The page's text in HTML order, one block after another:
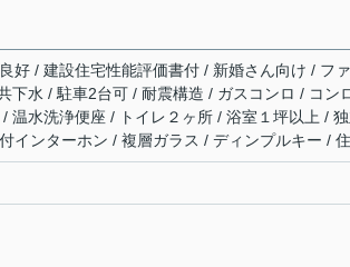
好 / 建設住宅性能評価書付 / 新婚さん向け / フ
下水 / 駐車2台可 / 耐震構造 / ガスコンロ / コ
温水洗浄便座 / トイレ２ヶ所 / 浴室１坪以上 /
インターホン / 複層ガラス / ディンプルキー /